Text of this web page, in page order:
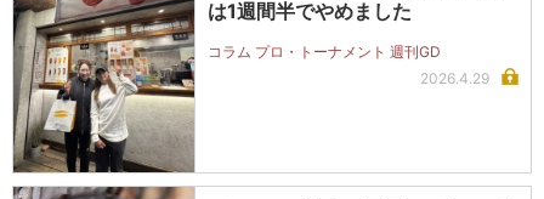
は1週間半でやめました
コラム プロ・トーナメント 週刊GD
2026.4.29